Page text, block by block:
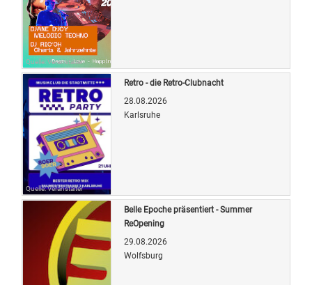
Quelle: Veranstalter
Quelle: Veranstalter
Retro - die Retro-Clubnacht
28.08.2026
Karlsruhe
Belle Epoche präsentiert - Summer
ReOpening
29.08.2026
Wolfsburg